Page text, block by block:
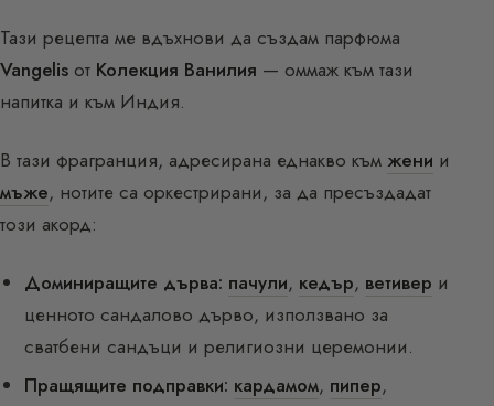
Тази рецепта ме вдъхнови да създам парфюма
Vangelis от Колекция Ванилия — оммаж към тази
напитка и към Индия.
В тази фрагранция, адресирана еднакво към жени и
мъже, нотите са оркестрирани, за да пресъздадат
този акорд:
Доминиращите дърва: пачули, кедър, ветивер и
ценното сандалово дърво, използвано за
сватбени сандъци и религиозни церемонии.
Пращящите подправки: кардамом, пипер,